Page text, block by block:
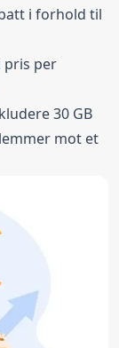
i forhold til
pris per
30 GB
mot et